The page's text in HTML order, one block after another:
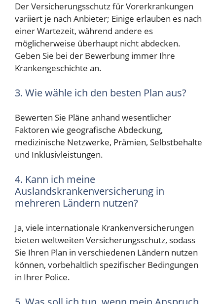
Der Versicherungsschutz für Vorerkrankungen
variiert je nach Anbieter; Einige erlauben es nach
einer Wartezeit, während andere es
möglicherweise überhaupt nicht abdecken.
Geben Sie bei der Bewerbung immer Ihre
Krankengeschichte an.
3. Wie wähle ich den besten Plan aus?
Bewerten Sie Pläne anhand wesentlicher
Faktoren wie geografische Abdeckung,
medizinische Netzwerke, Prämien, Selbstbehalte
und Inklusivleistungen.
4. Kann ich meine
Auslandskrankenversicherung in
mehreren Ländern nutzen?
Ja, viele internationale Krankenversicherungen
bieten weltweiten Versicherungsschutz, sodass
Sie Ihren Plan in verschiedenen Ländern nutzen
können, vorbehaltlich spezifischer Bedingungen
in Ihrer Police.